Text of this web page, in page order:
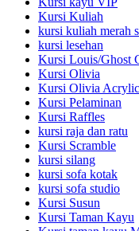
Kursi Kuliah
kursi kuliah merah
kursi lesehan
Kursi Louis/Ghost
Kursi Olivia
Kursi Olivia Acrylic
Kursi Pelaminan
Kursi Raffles
kursi raja dan ratu
Kursi Scramble
kursi silang
kursi sofa kotak
kursi sofa studio
Kursi Susun
Kursi Taman Kayu